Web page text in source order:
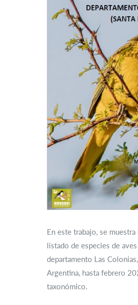
En este trabajo, se
listado de especies de
departamento Las
Argentina, hasta febrero
taxonómico.